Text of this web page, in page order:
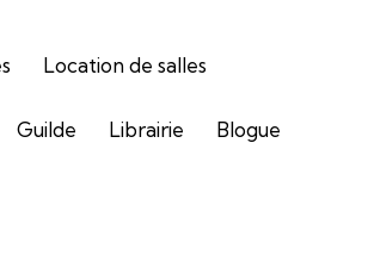
Location de salles
Guilde Librairie Blogue